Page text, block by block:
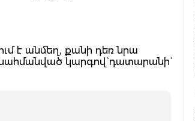
է անմեղ, քանի դեռ նրա
կարգով` դատարանի`